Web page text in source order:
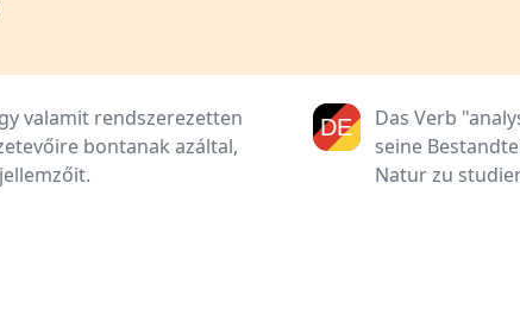
valamit rendszerezetten
bontanak azáltal,
Das Verb
seine
Natur zu